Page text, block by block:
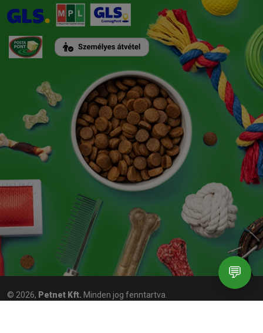
© 2026, Petnet Kft. Minden jog fenntartva.
💬